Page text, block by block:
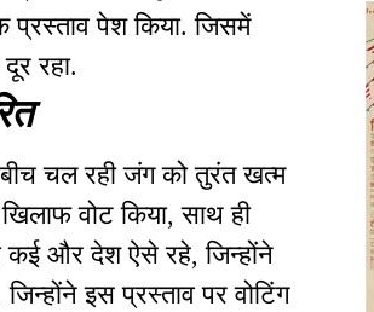
पेश किया. जिसमें
रहा.
चल रही जंग को तुरंत खत्म
वोट किया, साथ ही
कई और देश ऐसे रहे, जिन्होंने
इस प्रस्ताव पर वोटिंग